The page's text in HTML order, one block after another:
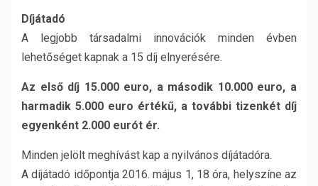
Díjátadó
A legjobb társadalmi innovációk minden évben
lehetőséget kapnak a 15 díj elnyerésére.
Az első díj 15.000 euro, a második 10.000 euro, a
harmadik 5.000 euro értékű, a további tizenkét díj
egyenként 2.000 eurót ér.
Minden jelölt meghívást kap a nyilvános díjátadóra.
A díjátadó időpontja 2016. május 1, 18 óra, helyszíne az